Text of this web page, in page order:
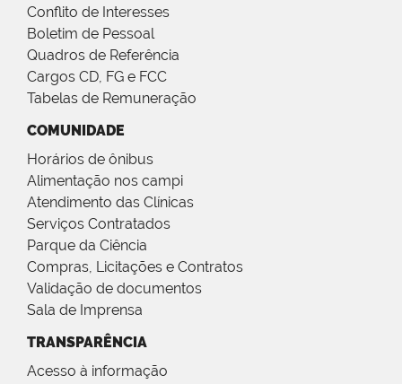
Conflito de Interesses
Boletim de Pessoal
Quadros de Referência
Cargos CD, FG e FCC
Tabelas de Remuneração
COMUNIDADE
Horários de ônibus
Alimentação nos campi
Atendimento das Clínicas
Serviços Contratados
Parque da Ciência
Compras, Licitações e Contratos
Validação de documentos
Sala de Imprensa
TRANSPARÊNCIA
Acesso à informação